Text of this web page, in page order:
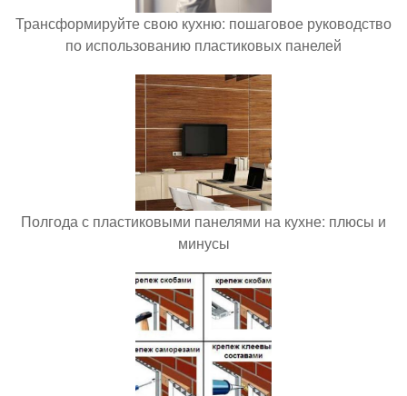
Трансформируйте свою кухню: пошаговое руководство
по использованию пластиковых панелей
Полгода с пластиковыми панелями на кухне: плюсы и
минусы